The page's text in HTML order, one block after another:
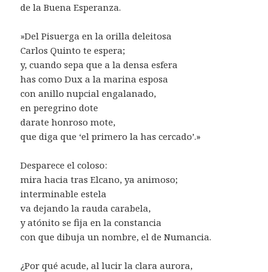
de la Buena Esperanza.
»Del Pisuerga en la orilla deleitosa
Carlos Quinto te espera;
y, cuando sepa que a la densa esfera
has como Dux a la marina esposa
con anillo nupcial engalanado,
en peregrino dote
darate honroso mote,
que diga que ‘el primero la has cercado’.»
Desparece el coloso:
mira hacia tras Elcano, ya animoso;
interminable estela
va dejando la rauda carabela,
y atónito se fija en la constancia
con que dibuja un nombre, el de Numancia.
¿Por qué acude, al lucir la clara aurora,